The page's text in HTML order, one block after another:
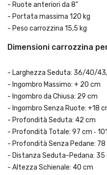
- Ruote anteriori da 8"
- Portata massima 120 kg
- Peso carrozzina 15,5 kg
Dimensioni carrozzina
- Larghezza Seduta: 36/40/
- Ingombro Massimo: + 20 cm
- Ingombro da Chiusa: 29 cm
- Ingombro Senza Ruote: +18
- Profondità Seduta: 42 cm
- Profondità Totale: 97 cm ‐
- Profondità Senza Pedane: 78
- Distanza Seduta-Pedana:
- Altezza Schienale: 40 cm